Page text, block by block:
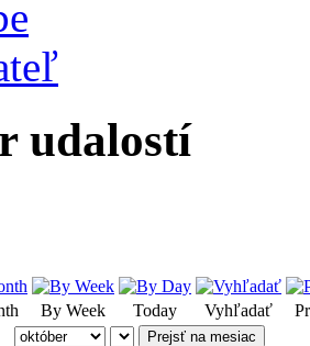
udalostí
By Week Today Vyhľadať
Prejsť na mesiac